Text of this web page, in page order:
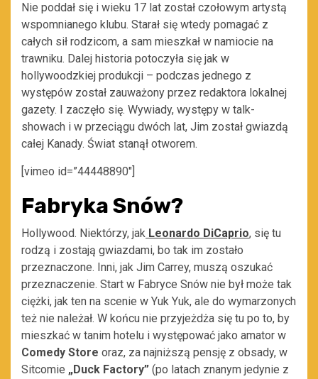
Nie poddał się i wieku 17 lat został czołowym artystą
wspomnianego klubu. Starał się wtedy pomagać z
całych sił rodzicom, a sam mieszkał w namiocie na
trawniku. Dalej historia potoczyła się jak w
hollywoodzkiej produkcji – podczas jednego z
występów został zauważony przez redaktora lokalnej
gazety. I zaczęło się. Wywiady, występy w talk-
showach i w przeciągu dwóch lat, Jim został gwiazdą
całej Kanady. Świat stanął otworem.
[vimeo id=”44448890″]
Fabryka Snów?
Hollywood. Niektórzy, jak Leonardo DiCaprio, się tu
rodzą i zostają gwiazdami, bo tak im zostało
przeznaczone. Inni, jak Jim Carrey, muszą oszukać
przeznaczenie. Start w Fabryce Snów nie był może tak
ciężki, jak ten na scenie w Yuk Yuk, ale do wymarzonych
też nie należał. W końcu nie przyjeżdża się tu po to, by
mieszkać w tanim hotelu i występować jako amator w
Comedy Store oraz, za najniższą pensję z obsady, w
Sitcomie „Duck Factory” (po latach znanym jedynie z